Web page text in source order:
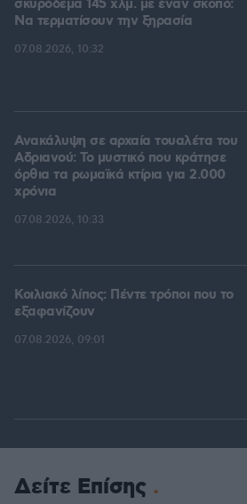
σκυρόδεμα 145 χλμ. με έναν σκοπό:
Να τερματίσουν την ξηρασία
07.08.2026, 10:32
Ανακάλυψη σε αρχαία τουαλέτα του
Αδριανού: Το μυστικό που κράτησε
όρθια τα ρωμαϊκά κτίρια για 2.000
χρόνια
07.08.2026, 10:33
Κοιλιακό λίπος: Πέντε τρόποι που το
εξαφανίζουν
07.08.2026, 09:01
Δείτε Επίσης